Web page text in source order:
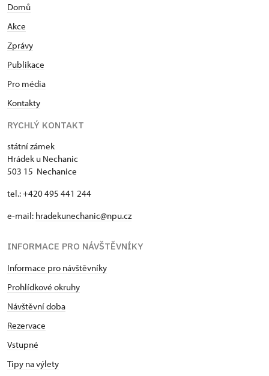
Domů
Akce
Zprávy
Publikace
Pro média
Kontakty
RYCHLÝ KONTAKT
státní zámek
Hrádek u Nechanic
503 15 Nechanice
tel.: +420 495 441 244
e-mail: hradekunechanic@npu.cz
INFORMACE PRO NÁVŠTĚVNÍKY
Informace pro návštěvníky
Prohlídkové okruhy
Návštěvní doba
Rezervace
Vstupné
Tipy na výlety